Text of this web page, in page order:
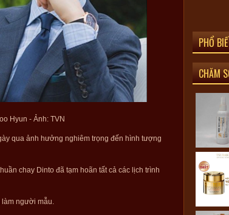
Hyun - Ảnh: TVN
qua ảnh hưởng nghiêm trọng đến hình tượng
chay Dinto đã tạm hoãn tất cả các lịch trình
người mẫu.
PHỔ
CHĂM